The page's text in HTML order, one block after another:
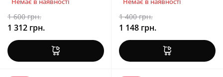
1 600 грн.
1 312 грн.
1 400 грн.
1 148 грн.